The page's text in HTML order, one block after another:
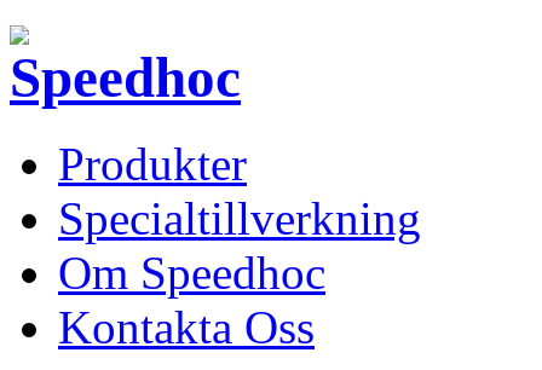
Produkter
Specialtillverkning
Om Speedhoc
Kontakta Oss